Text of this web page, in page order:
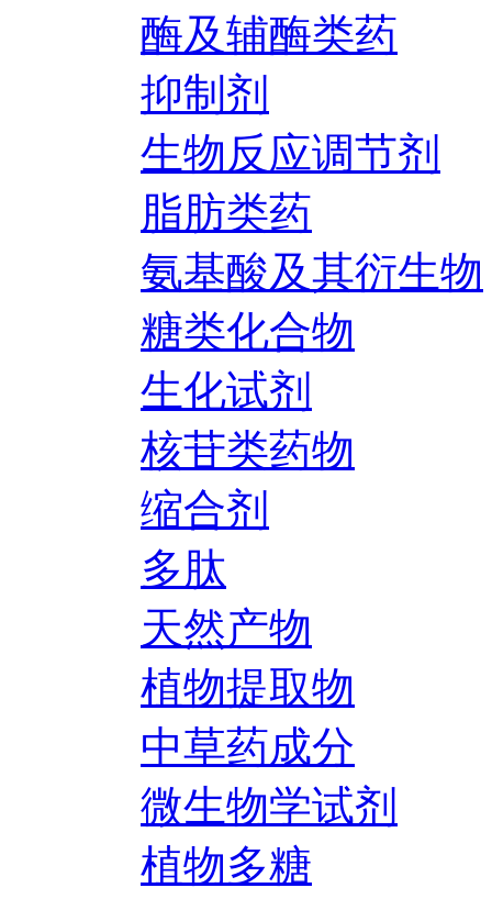
酶及辅酶类药
抑制剂
生物反应调节剂
脂肪类药
氨基酸及其衍生物
糖类化合物
生化试剂
核苷类药物
缩合剂
多肽
天然产物
植物提取物
中草药成分
微生物学试剂
植物多糖